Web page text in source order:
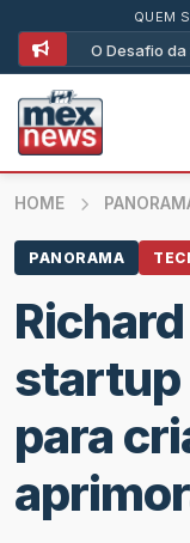
O Desafio
QUEM
HOME
PANORAMA
startup
para